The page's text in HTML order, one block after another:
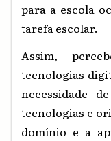
para a escola
tarefa escolar.
Assim,
tecnologias
necessidade
tecnologias e
domínio e a